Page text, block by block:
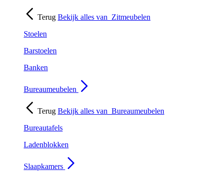
Terug Bekijk alles van Zitmeubelen
Stoelen
Barstoelen
Banken
Bureaumeubelen
Terug Bekijk alles van Bureaumeubelen
Bureautafels
Ladenblokken
Slaapkamers